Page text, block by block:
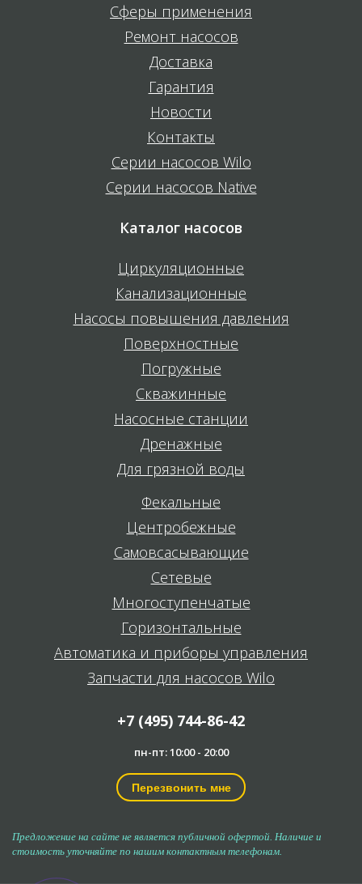
Сферы применения
Ремонт насосов
Доставка
Гарантия
Новости
Контакты
Серии насосов Wilo
Серии насосов Native
Каталог насосов
Циркуляционные
Канализационные
Насосы повышения давления
Поверхностные
Погружные
Скважинные
Насосные станции
Дренажные
Для грязной воды
Фекальные
Центробежные
Самовсасывающие
Сетевые
Многоступенчатые
Горизонтальные
Автоматика и приборы управления
Запчасти для насосов Wilo
+7 (495) 744-86-42
пн-пт: 10:00 - 20:00
Перезвонить мне
Предложение на сайте не является публичной офертой. Наличие и
стоимость уточняйте по нашим контактным телефонам.